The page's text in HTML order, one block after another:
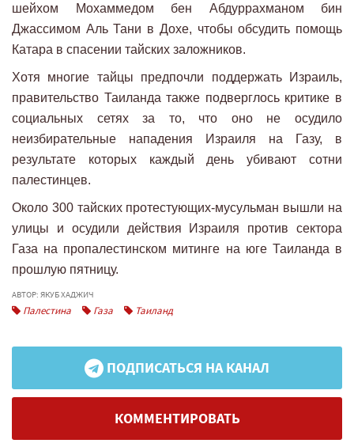
шейхом Мохаммедом бен Абдуррахманом бин
Джассимом Аль Тани в Дохе, чтобы обсудить помощь
Катара в спасении тайских заложников.
Хотя многие тайцы предпочли поддержать Израиль,
правительство Таиланда также подверглось критике в
социальных сетях за то, что оно не осудило
неизбирательные нападения Израиля на Газу, в
результате которых каждый день убивают сотни
палестинцев.
Около 300 тайских протестующих-мусульман вышли на
улицы и осудили действия Израиля против сектора
Газа на пропалестинском митинге на юге Таиланда в
прошлую пятницу.
АВТОР: ЯКУБ ХАДЖИЧ
Палестина Газа Таиланд
ПОДПИСАТЬСЯ НА КАНАЛ
КОММЕНТИРОВАТЬ